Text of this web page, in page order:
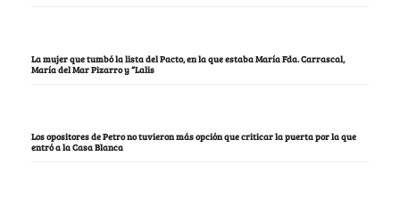
La mujer que tumbó la lista del Pacto, en la que estaba María Fda. Carrascal,
María del Mar Pizarro y “Lalis
Los opositores de Petro no tuvieron más opción que criticar la puerta por la que
entró a la Casa Blanca